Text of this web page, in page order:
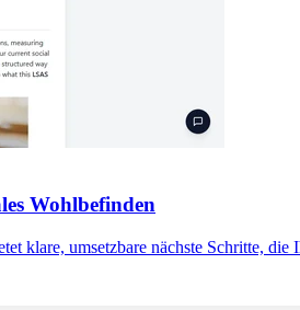
Wohlbefinden
klare, umsetzbare nächste Schritte,